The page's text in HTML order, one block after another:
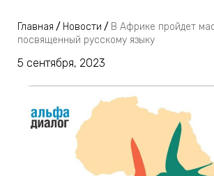
Главная / Новости / В Африке пройдет
посвященный русскому языку
5 сентября, 2023